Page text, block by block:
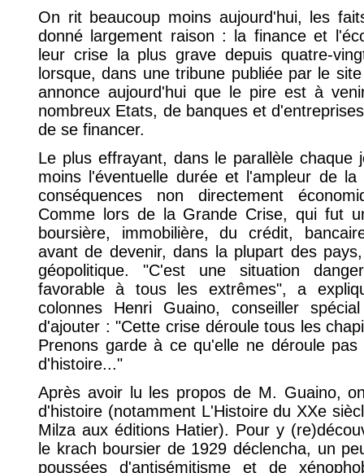
On rit beaucoup moins aujourd'hui, les
donné largement raison : la finance et
leur crise la plus grave depuis quatre-
lorsque, dans une tribune publiée par le
annonce aujourd'hui que le pire est à
nombreux Etats, de banques et
de se financer.
Le plus effrayant, dans le parallèle chaque
moins l'éventuelle durée et l'ampleur de
conséquences non directement
Comme lors de la Grande Crise, qui fut
boursière, immobilière, du crédit,
avant de devenir, dans la plupart des
géopolitique. "C'est une situation
favorable à tous les extrêmes", a
colonnes Henri Guaino, conseiller
d'ajouter : "Cette crise déroule tous les
Prenons garde à ce qu'elle ne déroule
d'histoire..."
Après avoir lu les propos de M. Guaino,
d'histoire (notamment L'Histoire du XXe
Milza aux éditions Hatier). Pour y
le krach boursier de 1929 déclencha, un
poussées d'antisémitisme et de